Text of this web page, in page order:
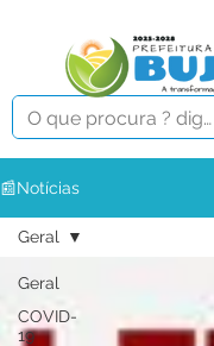
📰Notícias
Geral
COVID-
19
Geral